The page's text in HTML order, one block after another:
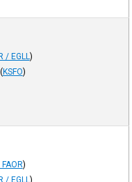
/ EGLL )
(KSFO)
)
/ EGLL )